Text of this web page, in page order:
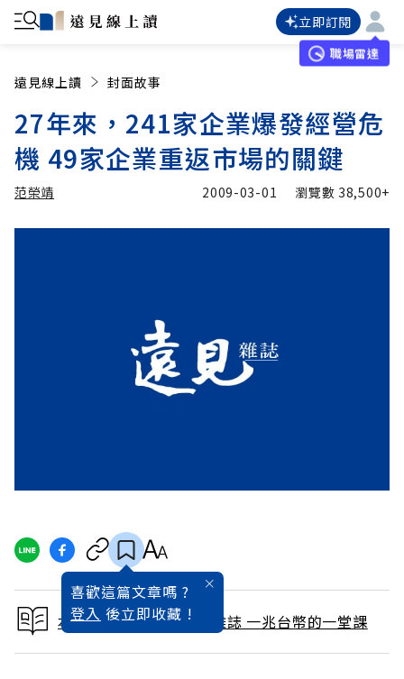
立即訂閱
職場雷達
遠見線上讀 封面故事
27年來，241家企業爆發經營危
機 49家企業重返市場的關鍵
范榮靖 2009-03-01 瀏覽數 38,500+
喜歡這篇文章嗎 ?
登入 後立即收藏 !
本文出自 2009 / 3月號雜誌 一兆台幣的一堂課